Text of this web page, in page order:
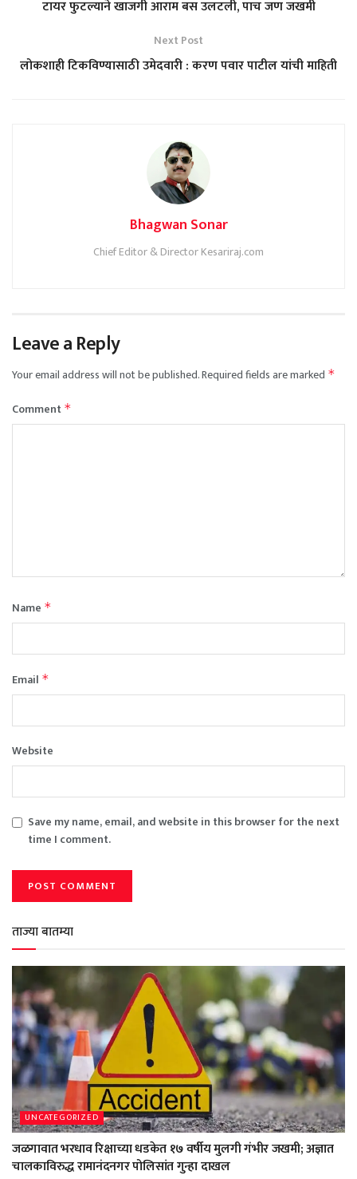
टायर फुटल्याने खाजगी आराम बस उलटली, पाच जण जखमी
Next Post
लोकशाही टिकविण्यासाठी उमेदवारी : करण पवार पाटील यांची माहिती
Bhagwan Sonar
Chief Editor & Director Kesariraj.com
Leave a Reply
Your email address will not be published.Required fields are marked *
Comment *
Name *
Email *
Website
Save my name, email, and website in this browser for the next
time I comment.
ताज्या बातम्या
UNCATEGORIZED
जळगावात भरधाव रिक्षाच्या धडकेत १७ वर्षीय मुलगी गंभीर जखमी; अज्ञात
चालकाविरुद्ध रामानंदनगर पोलिसांत गुन्हा दाखल